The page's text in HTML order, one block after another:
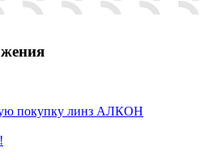
покупку линз АЛКОН